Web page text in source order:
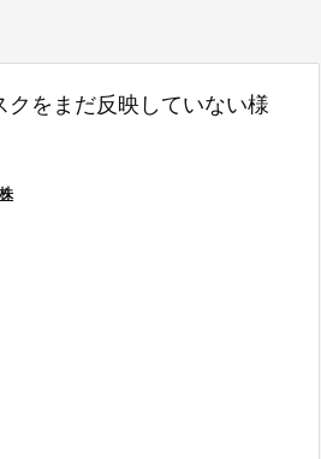
をまだ反映していない様
株